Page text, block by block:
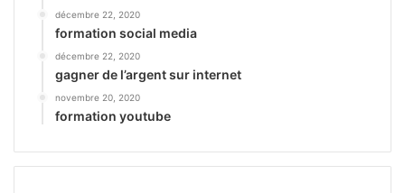
décembre 22, 2020
formation social media
décembre 22, 2020
gagner de l’argent sur internet
novembre 20, 2020
formation youtube